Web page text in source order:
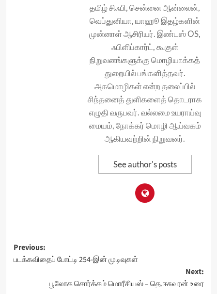
தமிழ் சிஃபி, சென்னை ஆன்லைன்,
வெப்துனியா, யாஹூ இதழ்களின்
முன்னாள் ஆசிரியர். இண்டஸ் OS,
ஃபிளிப்கார்ட், கூகுள்
நிறுவனங்களுக்கு மொழியாக்கத்
துறையில் பங்களித்தவர்.
அகமொழிகள் என்ற தலைப்பில்
சிந்தனைத் துளிகளைத் தொடராக
எழுதி வருபவர். வல்லமை உயராய்வு
மையம், நோக்கர் மொழி ஆய்வகம்
ஆகியவற்றின் நிறுவனர்.
See author's posts
Post
navigation
Previous:
படக்கவிதைப் போட்டி 254-இன் முடிவுகள்
Next:
பூலோக சொர்க்கம் மொரீசியஸ் – தெ.ஈசுவரன் உரை